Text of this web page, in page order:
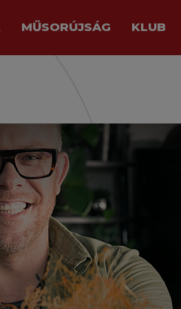
MŰSORÚJSÁG KLUB